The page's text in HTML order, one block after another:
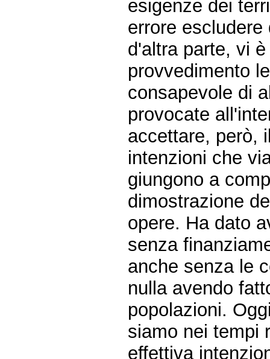
esigenze dei
errore
d'altra parte, vi
provvedimento
consapevole di
provocate
accettare, però,
intenzioni che
giungono a
dimostrazione
opere. Ha dato
senza
anche senza le
nulla avendo
popolazioni.
siamo nei tempi
effettiva